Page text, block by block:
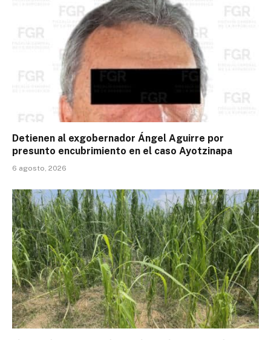
Detienen al exgobernador Ángel Aguirre por
presunto encubrimiento en el caso Ayotzinapa
6 agosto, 2026